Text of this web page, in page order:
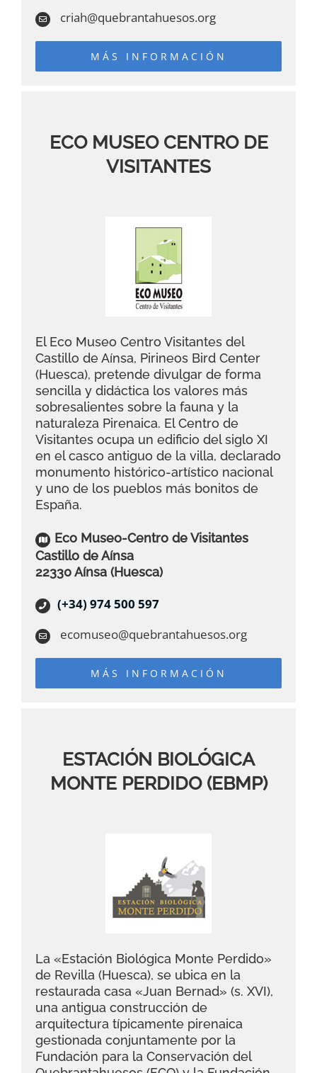
criah@quebrantahuesos.org
MÁS INFORMACIÓN
ECO MUSEO CENTRO DE
VISITANTES
El Eco Museo Centro Visitantes del
Castillo de Aínsa, Pirineos Bird Center
(Huesca), pretende divulgar de forma
sencilla y didáctica los valores más
sobresalientes sobre la fauna y la
naturaleza Pirenaica. El Centro de
Visitantes ocupa un edificio del siglo XI
en el casco antiguo de la villa, declarado
monumento histórico-artístico nacional
y uno de los pueblos más bonitos de
España.
Eco Museo-Centro de Visitantes
Castillo de Aínsa
22330 Aínsa (Huesca)
(+34) 974 500 597
ecomuseo@quebrantahuesos.org
MÁS INFORMACIÓN
ESTACIÓN BIOLÓGICA
MONTE PERDIDO (EBMP)
La «Estación Biológica Monte Perdido»
de Revilla (Huesca), se ubica en la
restaurada casa «Juan Bernad» (s. XVI),
una antigua construcción de
arquitectura típicamente pirenaica
gestionada conjuntamente por la
Fundación para la Conservación del